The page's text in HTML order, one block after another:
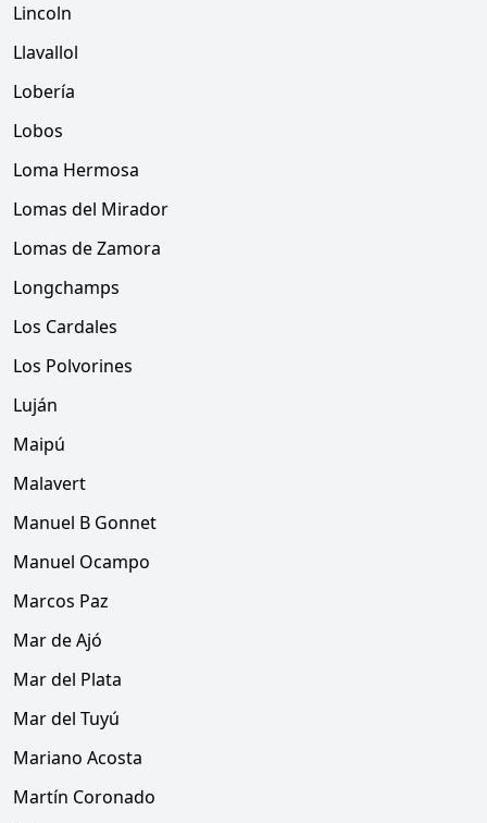
Lincoln
Llavallol
Lobería
Lobos
Loma Hermosa
Lomas del Mirador
Lomas de Zamora
Longchamps
Los Cardales
Los Polvorines
Luján
Maipú
Malavert
Manuel B Gonnet
Manuel Ocampo
Marcos Paz
Mar de Ajó
Mar del Plata
Mar del Tuyú
Mariano Acosta
Martín Coronado